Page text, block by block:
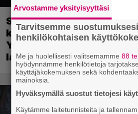
Sony on keskustellut
kanssa levyttömyyteen
Yhdysvalloissa pelejä
latauskoodin
Arvostamme yksityisyyttäsi
Tarvitsemme
henkilökohtaisen
Me ja huolellisesti valitsemamme88
hyödynnämme henkilötietoja
käyttäjäkokemuksen sekä
mainoksia.
Hyväksymällä suostut tietojesi
Käytämme laitetunnisteita ja